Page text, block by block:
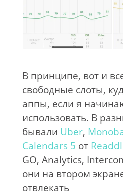
В принципе, вот и
свободные слоты,
аппы, если я
использовать. В
бывали Uber,
Calendars 5 от
GO, Analytics,
они на втором
отвлекать